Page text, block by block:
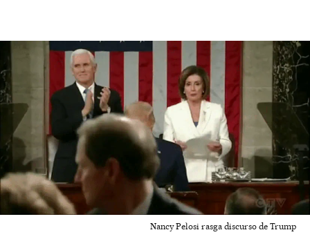
Nancy Pelosi rasga discurso de Trump